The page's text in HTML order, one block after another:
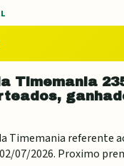
Timemania
Timemania referente
02/07/2026. Proximo